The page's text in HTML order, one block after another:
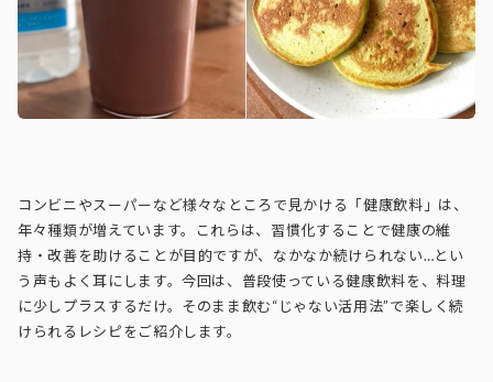
コンビニやスーパーなど様々なところで見かける「健康飲料」は、
年々種類が増えています。これらは、習慣化することで健康の維
持・改善を助けることが目的ですが、なかなか続けられない…とい
う声もよく耳にします。今回は、普段使っている健康飲料を、料理
に少しプラスするだけ。そのまま飲む“じゃない活用法”で楽しく続
けられるレシピをご紹介します。